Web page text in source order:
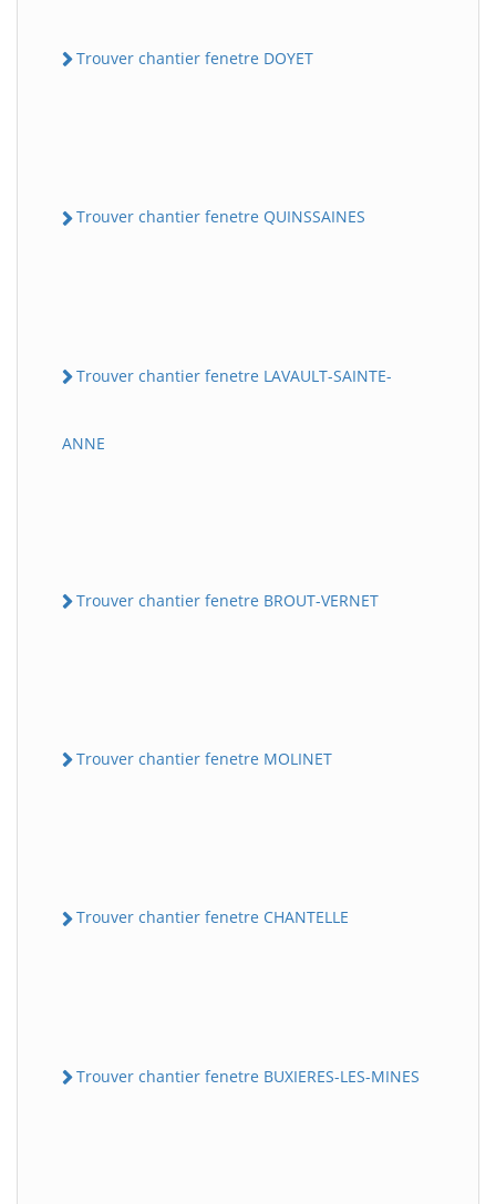
Trouver chantier fenetre DOYET
Trouver chantier fenetre QUINSSAINES
Trouver chantier fenetre LAVAULT-SAINTE-
ANNE
Trouver chantier fenetre BROUT-VERNET
Trouver chantier fenetre MOLINET
Trouver chantier fenetre CHANTELLE
Trouver chantier fenetre BUXIERES-LES-MINES